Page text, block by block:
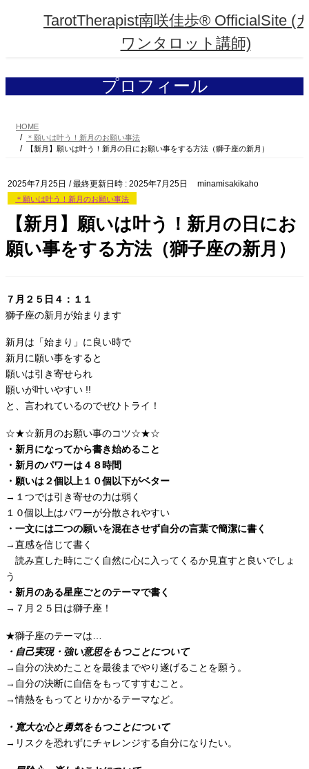
キ
に
TarotTherapist南咲佳歩® OfficialSite (
ワンタロット講師)
プロフィール
HOME
＊願いは叶う！新月のお願い事法
【新月】願いは叶う！新月の日にお願い事をする方法（獅子座の新月）
2025年7月25日 / 最終更新日時 : 2025年7月25日 minamisakikaho
＊願いは叶う！新月のお願い事法
【新月】願いは叶う！新月の日にお
願い事をする方法（獅子座の新月）
７月２５日４：１１
獅子座の新月が始まります
新月は「始まり」に良い時で
新月に願い事をすると
願いは引き寄せられ
願いが叶いやすい !!
と、言われているのでぜひトライ！
☆★☆新月のお願い事のコツ☆★☆
・新月になってから書き始めること
・新月のパワーは４８時間
・願いは２個以上１０個以下がベター
→１つでは引き寄せの力は弱く
１０個以上はパワーが分散されやすい
・一文には二つの願いを混在させず自分の言葉で簡潔に書く
→直感を信じて書く
読み直した時にごく自然に心に入ってくるか見直すと良いでしょ
う
・新月のある星座ごとのテーマで書く
→７月２５日は獅子座！
★獅子座のテーマは…
・自己実現・強い意思をもつことについて
→自分の決めたことを最後までやり遂げることを願う。
→自分の決断に自信をもってすすむこと。
→情熱をもってとりかかるテーマなど。
・寛大な心と勇気をもつことについて
→リスクを恐れずにチャレンジする自分になりたい。